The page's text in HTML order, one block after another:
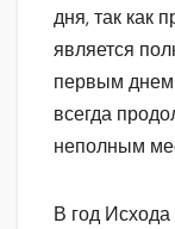
дня, так как
является
первым
всегда
неполным
В год